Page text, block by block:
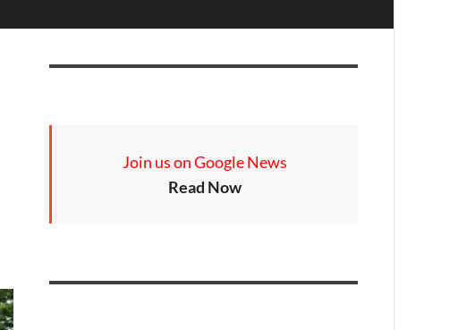
Join us on Google News
Read Now